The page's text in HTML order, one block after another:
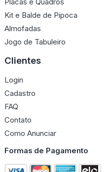
Kit e Balde de Pipoca
Almofadas
Jogo de Tabuleiro
Clientes
Login
Cadastro
FAQ
Contato
Como Anunciar
Formas de Pagamento